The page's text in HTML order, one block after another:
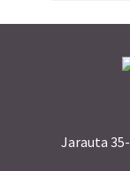
Jarauta